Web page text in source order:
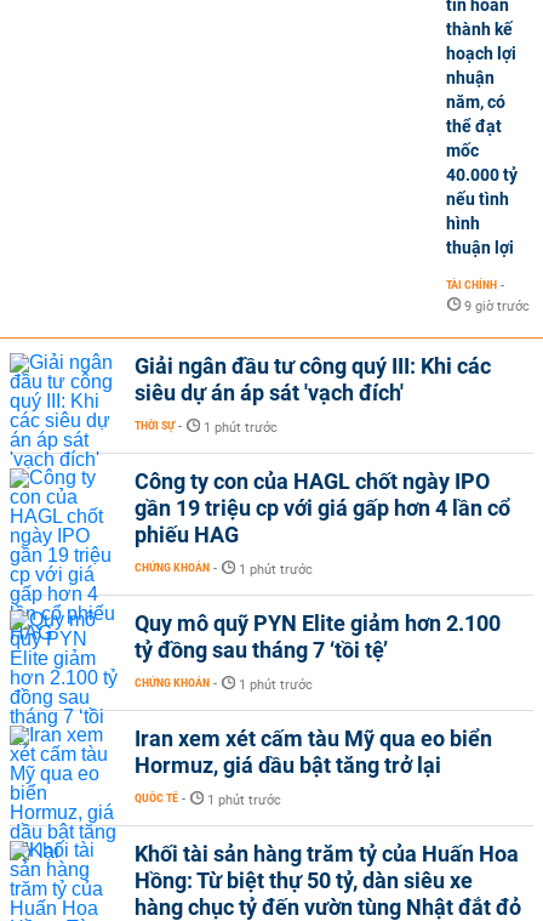
tin hoàn
thành kế
hoạch lợi
nhuận
năm, có
thể đạt
mốc
40.000 tỷ
nếu tình
hình
thuận lợi
TÀI CHÍNH -
9 giờ trước
Giải ngân đầu tư công quý III: Khi các
siêu dự án áp sát 'vạch đích'
THỜI SỰ - 1 phút trước
Công ty con của HAGL chốt ngày IPO
gần 19 triệu cp với giá gấp hơn 4 lần cổ
phiếu HAG
CHỨNG KHOÁN - 1 phút trước
Quy mô quỹ PYN Elite giảm hơn 2.100
tỷ đồng sau tháng 7 ‘tồi tệ’
CHỨNG KHOÁN - 1 phút trước
Iran xem xét cấm tàu Mỹ qua eo biển
Hormuz, giá dầu bật tăng trở lại
QUỐC TẾ - 1 phút trước
Khối tài sản hàng trăm tỷ của Huấn Hoa
Hồng: Từ biệt thự 50 tỷ, dàn siêu xe
hàng chục tỷ đến vườn tùng Nhật đắt đỏ